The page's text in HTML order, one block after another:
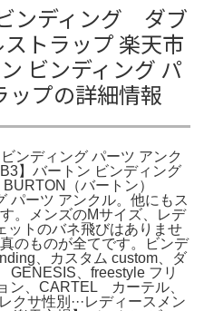
ンディング ダブ
トラップ 楽天市
ビンディング パ
ップの詳細情報
ンディング パーツ アンク
】バートン ビンディング
（バートン）
パーツ アンクル。他にもス
。メンズのMサイズ、レデ
ットのバネ飛びはありませ
のものが全てです。ビンデ
、カスタム custom、ダ
、freestyle フリ
ン、CARTEL カーテル、
サ性別···レディースメン